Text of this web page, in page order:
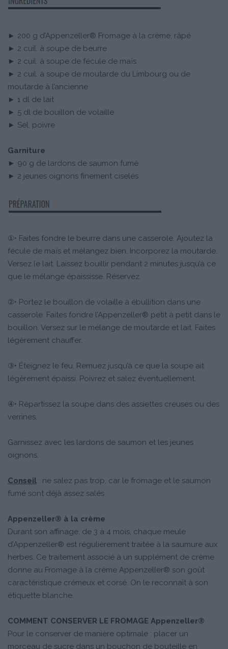
► 200 g d’Appenzeller® Fromage à la crème, râpé
► 2 cuil. à soupe de beurre
► 2 cuil. à soupe de fécule de maïs
► 2 cuil. à soupe de moutarde du Limbourg ou de
moutarde à l’ancienne
► 1 dl de lait
► 5 dl de bouillon de volaille
► Sel, poivre
Garniture
► 90 g de lardons de saumon fumé
► 2 jeunes oignons finement ciselés
①• Faites fondre le beurre dans une casserole. Ajoutez la
fécule de maïs et mélangez bien. Incorporez la moutarde.
Versez le lait. Laissez bouillir pendant 2 minutes jusqu’à ce
que le mélange épaississe. Réservez.
②• Portez le bouillon de volaille à ébullition dans une
casserole. Faites fondre l’Appenzeller® petit à petit dans le
bouillon. Versez sur le mélange de moutarde et lait. Faites
légèrement chauffer.
③• Éteignez le feu. Remuez jusqu’à ce que la soupe ait
légèrement épaissi. Poivrez et salez éventuellement.
④• Répartissez la soupe dans des assiettes creuses ou des
verrines.
Garnissez avec les lardons de saumon et les jeunes
oignons.
Conseil : ne salez pas trop, car le fromage et le saumon
fumé sont déjà assez salés
Appenzeller® à la crème
Durant son affinage, de 3 à 4 mois, chaque meule
d’Appenzeller® est régulièrement traitée à la saumure aux
herbes. Ce traitement associé à un supplément de crème
donne au Fromage à la crème Appenzeller® son goût
caractéristique crémeux et corsé. On le reconnaît à son
étiquette blanche.
COMMENT CONSERVER LE FROMAGE Appenzeller®
Pour le conserver de manière optimale : placer un
morceau de sucre dans un bouchon de bouteille en